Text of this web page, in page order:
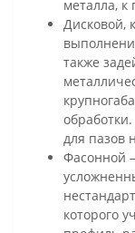
металла, к
Дисковой,
также
для пазов
Фасонной
которого